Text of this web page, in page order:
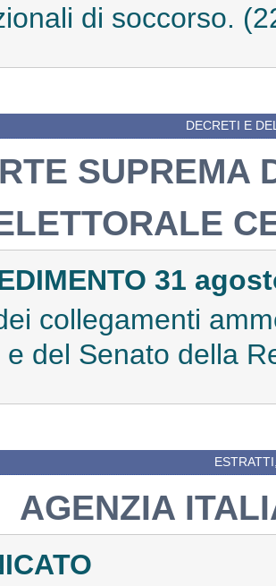
di soccorso.
DECRETI E
SUPREMA
31
collegamenti
e del Senato della
AGENZIA